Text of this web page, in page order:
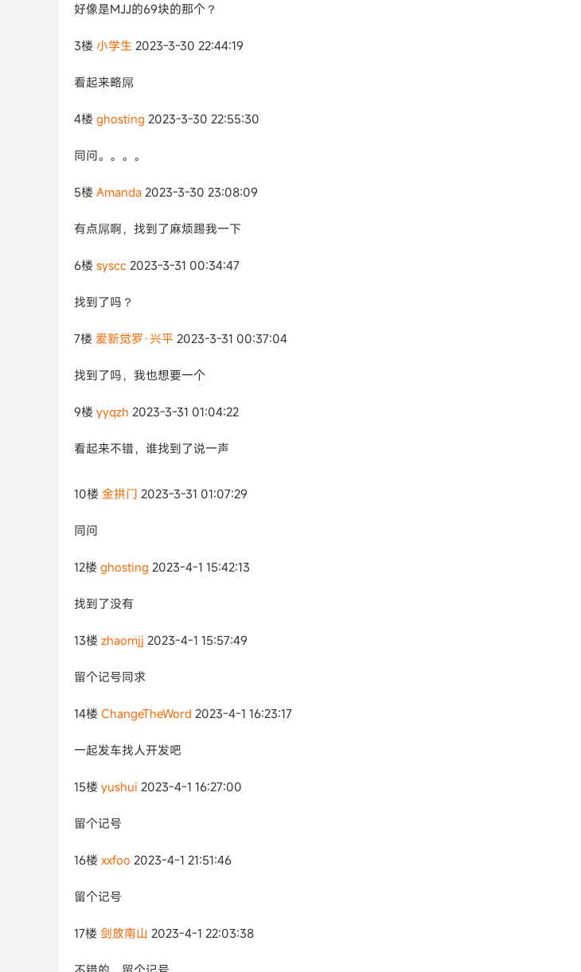
好像是MJJ的69块的那个？
3楼 小学生 2023-3-30 22:44:19
看起来略屌
4楼 ghosting 2023-3-30 22:55:30
同问。。。。
5楼 Amanda 2023-3-30 23:08:09
有​点​屌​啊​，​找​到​了​麻​烦​踢​我​一​下
6楼 syscc 2023-3-31 00:34:47
找到了吗？
7楼 爱新觉罗·兴平 2023-3-31 00:37:04
找到了吗，我也想要一个
9楼 yyqzh 2023-3-31 01:04:22
看起来不错，谁找到了说一声
10楼 金拱门 2023-3-31 01:07:29
同问
12楼 ghosting 2023-4-1 15:42:13
找到了没有
13楼 zhaomjj 2023-4-1 15:57:49
留个记号同求
14楼 ChangeTheWord 2023-4-1 16:23:17
一起发车找人开发吧
15楼 yushui 2023-4-1 16:27:00
留个记号
16楼 xxfoo 2023-4-1 21:51:46
留个记号
17楼 剑放南山 2023-4-1 22:03:38